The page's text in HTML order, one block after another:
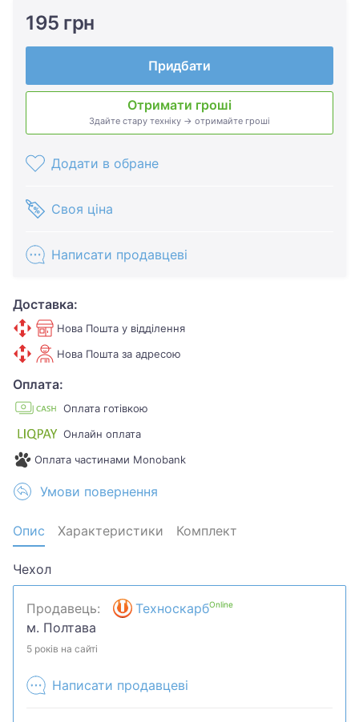
195 грн
Придбати
Отримати гроші
Здайте стару техніку → отримайте гроші
Додати в обране
Своя ціна
Написати продавцеві
Доставка:
Нова Пошта у відділення
Нова Пошта за адресою
Оплата:
Оплата готівкою
Онлайн оплата
Оплата частинами Monobank
Умови повернення
Опис Характеристики Комплект
Чехол
Продавець: ТехноскарбOnline
м. Полтава
5 років на сайті
Написати продавцеві